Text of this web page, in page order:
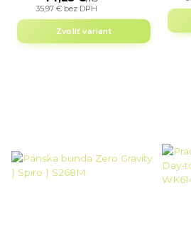
35,97 € bez DPH
Zvoliť variant